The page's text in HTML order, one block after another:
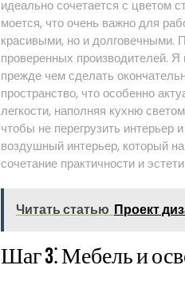
идеально сочетается с цветом
моется, что очень важно для
красивыми, но и долговечными.
проверенных производителей.
прежде чем сделать
пространство, что особенно
легкости, наполняя кухню
чтобы не перегрузить интерьер
воздушный интерьер, который
сочетание практичности и
Читать статью Проект
Шаг 3⁚ Мебель и